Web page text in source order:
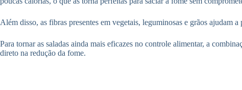
Além disso, as fibras presentes em vegetais, leguminosas e grãos ajudam
Para tornar as saladas ainda mais eficazes no controle alimentar, a
direto na redução da fome.